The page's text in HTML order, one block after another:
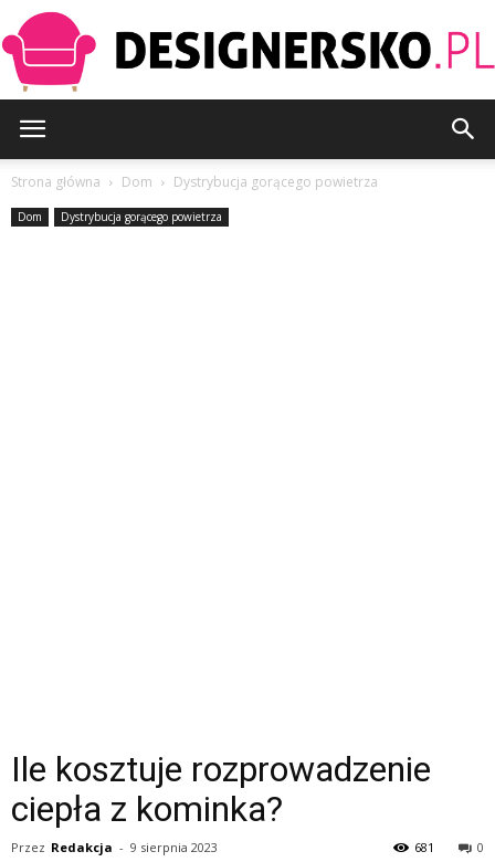
Strona główna Dom Dystrybucja gorącego powietrza
Dom Dystrybucja gorącego powietrza
Ile kosztuje rozprowadzenie
ciepła z kominka?
Przez Redakcja - 9 sierpnia 2023 0
681